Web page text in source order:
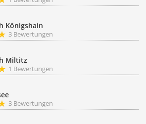
Königshain
3 Bewertungen
Miltitz
1 Bewertungen
3 Bewertungen